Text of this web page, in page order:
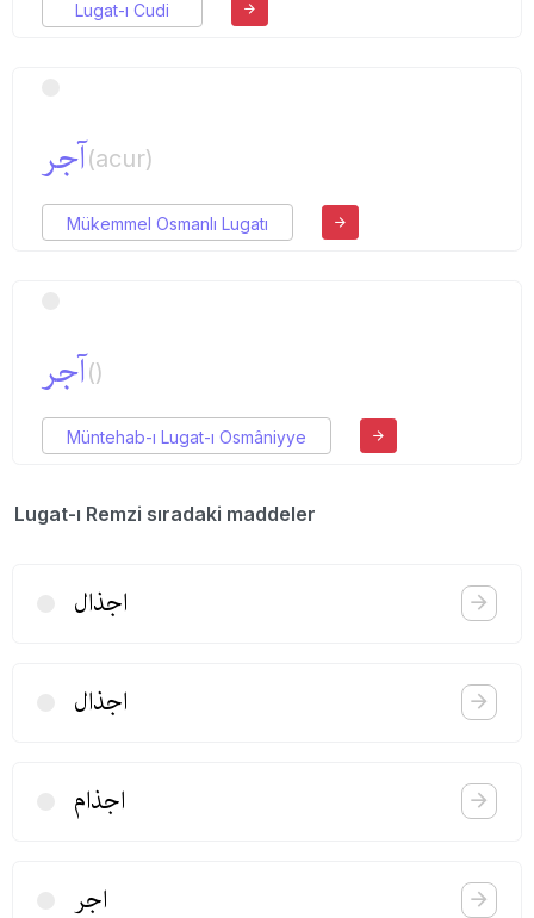
Lugat-ı Cudi
آجر(acur)
Mükemmel Osmanlı Lugatı
آجر()
Müntehab-ı Lugat-ı Osmâniyye
Lugat-ı Remzi sıradaki maddeler
اجذال
اجذال
اجذام
اجر